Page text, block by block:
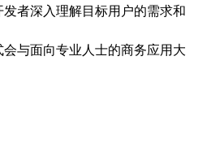
者深入理解目标用户的需求和
与面向专业人士的商务应用大